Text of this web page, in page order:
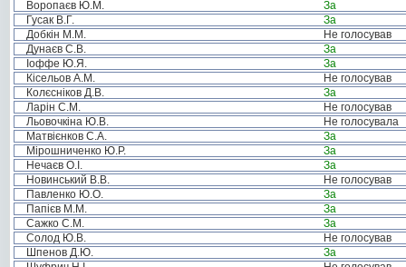
Воропаєв Ю.М.
За
Гусак В.Г.
За
Добкін М.М.
Не голосував
Дунаєв С.В.
За
Іоффе Ю.Я.
За
Кісельов А.М.
Не голосував
Колєсніков Д.В.
За
Ларін С.М.
Не голосував
Льовочкіна Ю.В.
Не голосувала
Матвієнков С.А.
За
Мірошниченко Ю.Р.
За
Нечаєв О.І.
За
Новинський В.В.
Не голосував
Павленко Ю.О.
За
Папієв М.М.
За
Сажко С.М.
За
Солод Ю.В.
Не голосував
Шпенов Д.Ю.
За